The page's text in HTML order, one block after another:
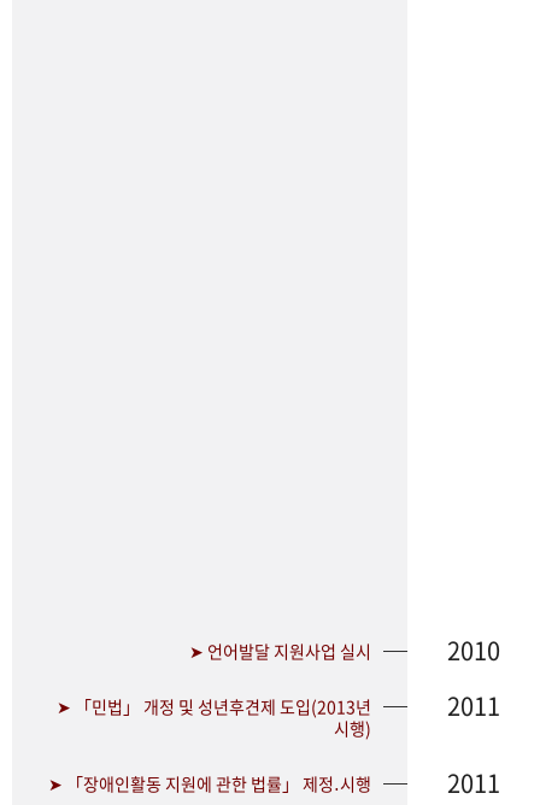
➤ 언어발달 지원사업 실시 2010
➤ 「민법」 개정 및 성년후견제 도입(2013년
시행)
2011
➤ 「장애인활동 지원에 관한 법률」 제정․시행 2011